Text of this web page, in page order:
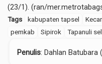
(23/1). (ran/
Tags kabupaten tapsel
pemkab
Sipirok Tapanuli
Penulis: Dahlan Batubara